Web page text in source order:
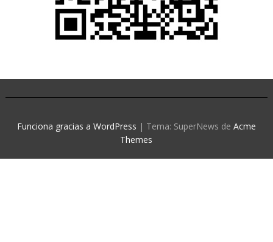
Funciona gracias a WordPress | Tema: SuperNews de Acme
Themes